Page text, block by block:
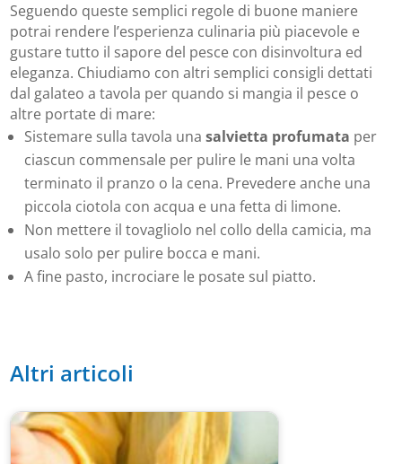
Seguendo queste semplici regole di buone maniere
potrai rendere l’esperienza culinaria più piacevole e
gustare tutto il sapore del pesce con disinvoltura ed
eleganza. Chiudiamo con altri semplici consigli dettati
dal galateo a tavola per quando si mangia il pesce o
altre portate di mare:
Sistemare sulla tavola unasalvietta profumata per
ciascun commensale per pulire le mani una volta
terminato il pranzo o la cena. Prevedere anche una
piccola ciotola con acqua e una fetta di limone.
Non mettere il tovagliolo nel collo della camicia, ma
usalo solo per pulire bocca e mani.
A fine pasto, incrociare le posate sul piatto.
Altri articoli